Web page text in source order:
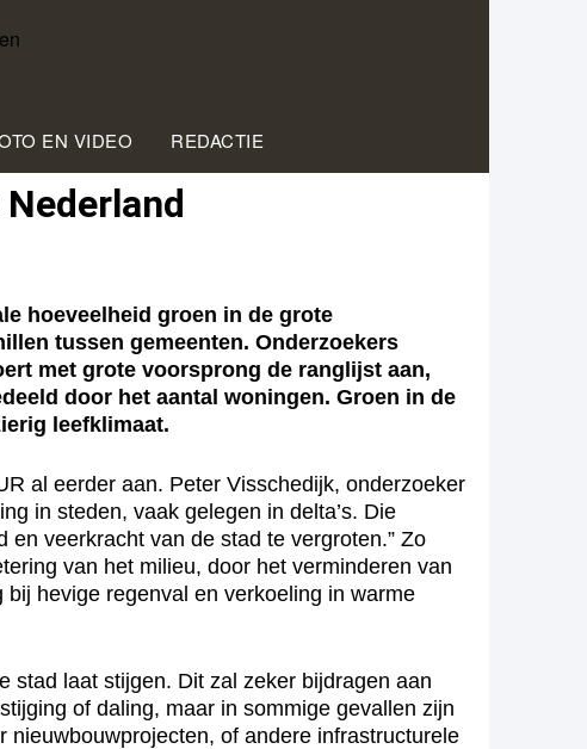
EN VIDEO REDACTIE
hoeveelheid groen in de grote
tussen gemeenten. Onderzoekers
met grote voorsprong de ranglijst aan,
door het aantal woningen. Groen in de
leefklimaat.
al eerder aan. Peter Visschedijk, onderzoeker
in steden, vaak gelegen in delta’s. Die
veerkracht van de stad te vergroten.” Zo
van het milieu, door het verminderen van
hevige regenval en verkoeling in warme
stad laat stijgen. Dit zal zeker bijdragen aan
of daling, maar in sommige gevallen zijn
of andere infrastructurele